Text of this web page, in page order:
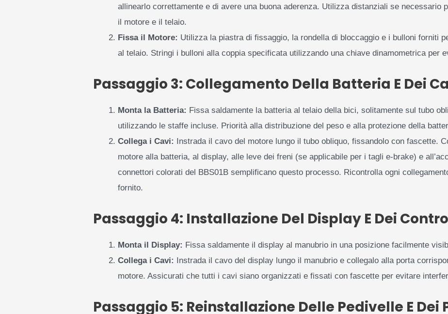
allinearlo correttamente e di avere una buona aderenza. Utilizza distanziali se necessario
il motore e il telaio.
Fissa il Motore: Utilizza la piastra di fissaggio, la rondella di bloccaggio e i bulloni forniti
al telaio. Stringi i bulloni alla coppia specificata utilizzando una chiave dinamometrica per
Passaggio 3: Collegamento Della Batteria E Dei
Monta la Batteria: Fissa saldamente la batteria al telaio della bici, solitamente sul tubo
utilizzando le staffe incluse. Priorità alla distribuzione del peso e alla protezione della
Collega i Cavi: Instrada il cavo del motore lungo il tubo obliquo, fissandolo con fascette.
motore alla batteria, al display, alle leve dei freni (se applicabile per i tagli e-brake) e
connettori colorati del BBS01B semplificano questo processo. Ricontrolla ogni
fornito.
Passaggio 4: Installazione Del Display E Dei
Monta il Display: Fissa saldamente il display al manubrio in una posizione facilmente
Collega i Cavi: Instrada il cavo del display lungo il manubrio e collegalo alla porta
motore. Assicurati che tutti i cavi siano organizzati e fissati con fascette per evitare
Passaggio 5: Reinstallazione Delle Pedivelle E Dei